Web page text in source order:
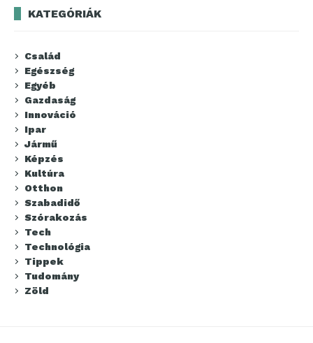
KATEGÓRIÁK
Család
Egészség
Egyéb
Gazdaság
Innováció
Ipar
Jármű
Képzés
Kultúra
Otthon
Szabadidő
Szórakozás
Tech
Technológia
Tippek
Tudomány
Zöld